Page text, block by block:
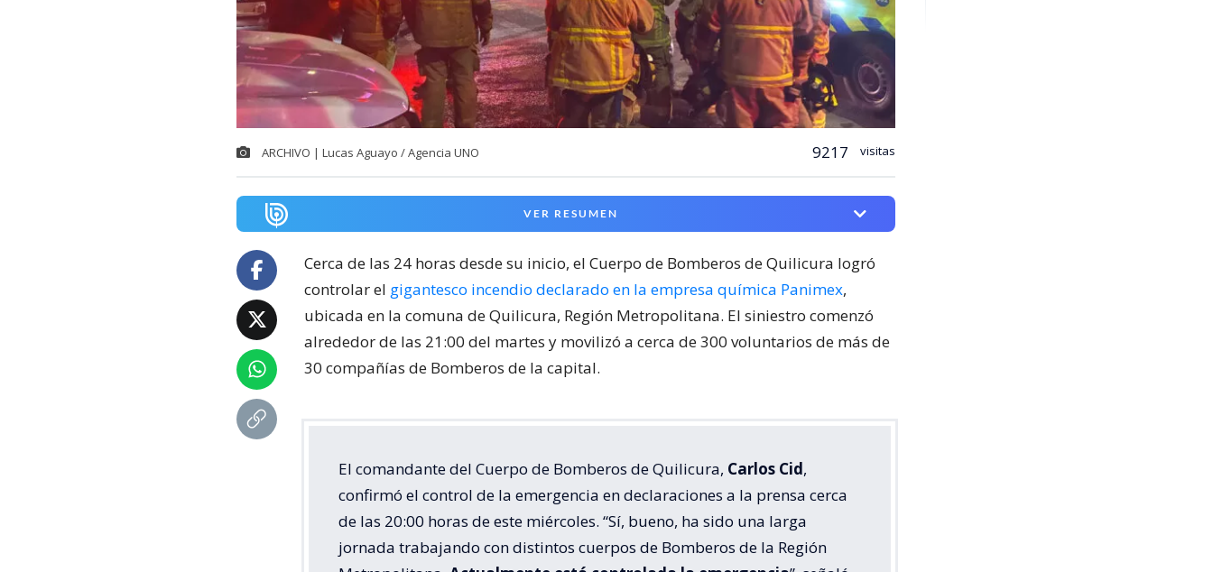
ARCHIVO | Lucas Aguayo / Agencia UNO 9217 visitas
VER RESUMEN
Cerca de las 24 horas desde su inicio, el Cuerpo de Bomberos de Quilicura logró
controlar el gigantesco incendio declarado en la empresa química Panimex,
ubicada en la comuna de Quilicura, Región Metropolitana. El siniestro comenzó
alrededor de las 21:00 del martes y movilizó a cerca de 300 voluntarios de más de
30 compañías de Bomberos de la capital.
El comandante del Cuerpo de Bomberos de Quilicura, Carlos Cid,
confirmó el control de la emergencia en declaraciones a la prensa cerca
de las 20:00 horas de este miércoles. “Sí, bueno, ha sido una larga
jornada trabajando con distintos cuerpos de Bomberos de la Región